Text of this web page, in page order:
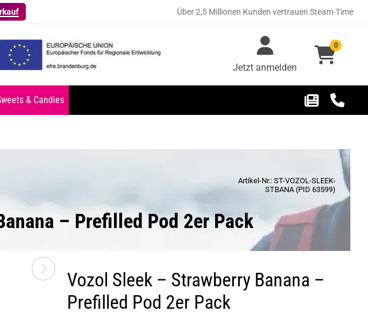
Über 2,5 Millionen Kunden vertrauen Steam-Time
Jetzt anmelden
0
& Candies
Artikel-Nr.: ST-VOZOL-SLEEK-
STBANA (PID 63599)
– Prefilled Pod 2er Pack
Vozol Sleek – Strawberry Banana –
Prefilled Pod 2er Pack